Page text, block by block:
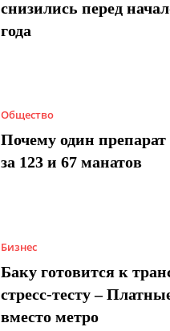
снизились перед
года
Общество
Почему один препарат
за 123 и 67 манатов
Бизнес
Баку готовится к
стресс-тесту –
вместо метро